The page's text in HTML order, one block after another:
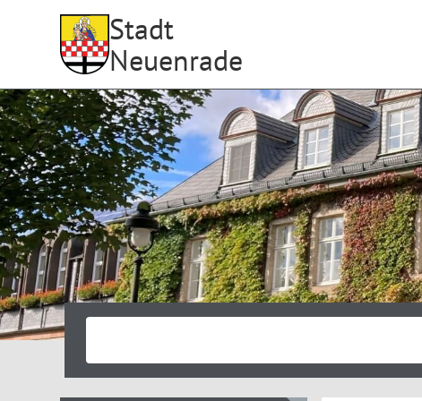
Stadt
Neuenrade